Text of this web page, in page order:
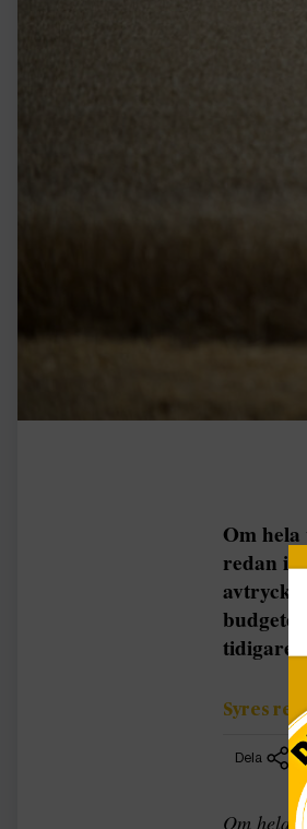
Om
redan i
avtryck
tidigare
Syres
Dela
Om hela